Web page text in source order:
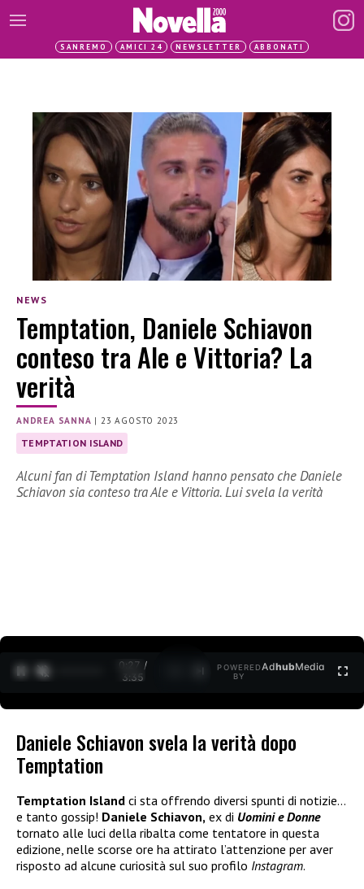
SANREMO AMICI 24 NEWSLETTER ABBONATI
NEWS
Temptation, Daniele Schiavon
conteso tra Ale e Vittoria? La
verità
ANDREA SANNA |23 AGOSTO 2023
TEMPTATION ISLAND
Alcuni fan di Temptation Island hanno pensato che Daniele
Schiavon sia conteso tra Ale e Vittoria. Lui svela la verità
0:28 /
3:35
POWERED
BY
AdhubMedia
Daniele Schiavon svela la verità dopo
Temptation
Temptation Island ci sta offrendo diversi spunti di notizie…
e tanto gossip! Daniele Schiavon, ex di Uomini e Donne
tornato alle luci della ribalta come tentatore in questa
edizione, nelle scorse ore ha attirato l’attenzione per aver
risposto ad alcune curiosità sul suo profilo Instagram.